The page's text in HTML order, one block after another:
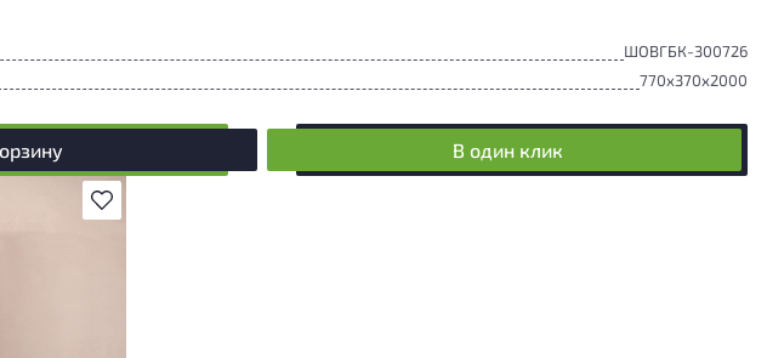
ШОВГБК-300726
770x370x2000
В один клик
В избранное
на